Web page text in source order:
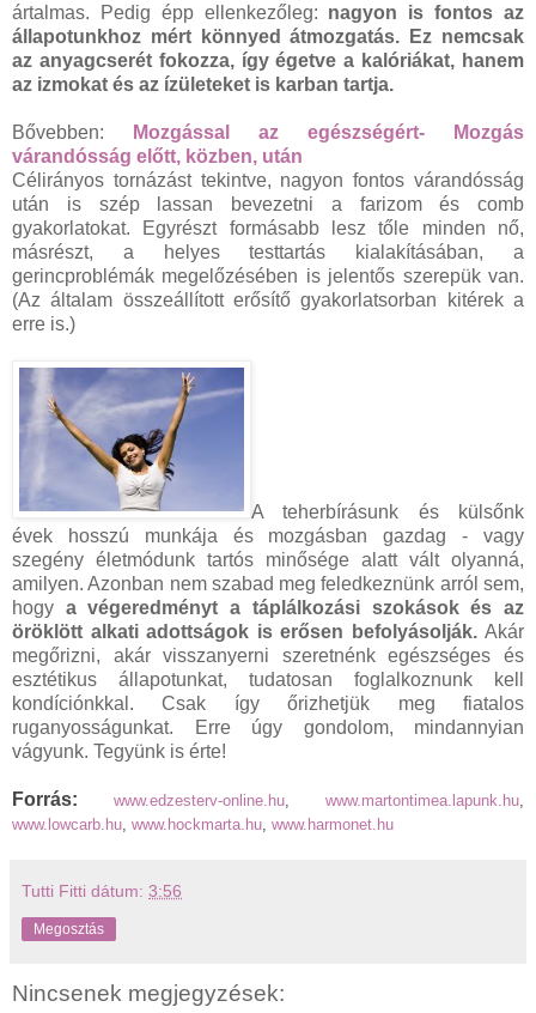
ártalmas. Pedig épp ellenkezőleg: nagyon is fontos az
állapotunkhoz mért könnyed átmozgatás. Ez nemcsak
az anyagcserét fokozza, így égetve a kalóriákat, hanem
az izmokat és az ízületeket is karban tartja.
Bővebben:
Mozgással az egészségért- Mozgás
várandósság előtt, közben, után
Célirányos tornázást tekintve, nagyon fontos várandósság
után is szép lassan bevezetni a farizom és comb
gyakorlatokat. Egyrészt formásabb lesz tőle minden nő,
másrészt, a helyes testtartás kialakításában, a
gerincproblémák megelőzésében is jelentős szerepük van.
(Az általam összeállított erősítő gyakorlatsorban kitérek a
erre is.)
A teherbírásunk és külsőnk
évek hosszú munkája és mozgásban gazdag - vagy
szegény életmódunk tartós minősége alatt vált olyanná,
amilyen. Azonban nem szabad meg feledkeznünk arról sem,
hogy a végeredményt a táplálkozási szokások és az
öröklött alkati adottságok is erősen befolyásolják. Akár
megőrizni, akár visszanyerni szeretnénk egészséges és
esztétikus állapotunkat, tudatosan foglalkoznunk kell
kondíciónkkal. Csak így őrizhetjük meg fiatalos
ruganyosságunkat. Erre úgy gondolom, mindannyian
vágyunk. Tegyünk is érte!
Forrás: www.edzesterv-online.hu www. martontimea.lapunk.hu
www.lowcarb.hu www.hockmarta.hu www.harmonet.hu
Tutti Fitti dátum: 3:56
Megosztás
Nincsenek megjegyzések: